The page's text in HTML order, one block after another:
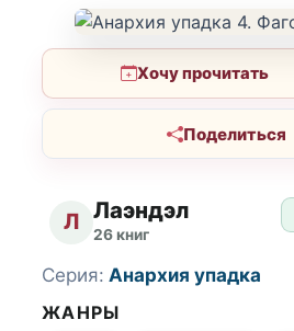
Хочу прочитать
Поделиться
Л Лаэндэл
26 книг
Серия: Анархия упадка
ЖАНРЫ